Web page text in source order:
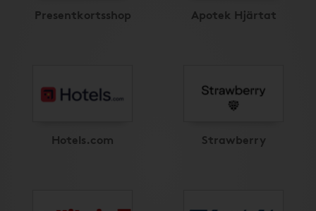
Presentkortsshop Apotek Hjärtat
Hotels.com Strawberry